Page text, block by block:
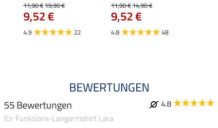
11,90 €19,90 €
9,52 €
4.9 22
11,90 €14,90 €
9,52 €
4.8 48
BEWERTUNGEN
55 Bewertungen
4.8
für Funktions-Langarmshirt Lara